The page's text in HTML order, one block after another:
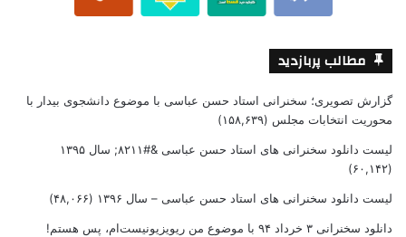
مطالب پربازدید
گزارش تصویری؛ سخنرانی استاد حسن عباسی با موضوع دانشجوی بیدار با
محوریت انتخابات مجلس (۱۵۸,۶۳۹)
لیست دانلود سخنرانی های استاد حسن عباسی &#۸۲۱۱; سال ۱۳۹۵
(۶۰,۱۴۲)
لیست دانلود سخنرانی های استاد حسن عباسی – سال ۱۳۹۶ (۴۸,۰۶۶)
دانلود سخنرانی ۳ خرداد ۹۴ با موضوع من ریویزیونیست‌ام، پس هستم!